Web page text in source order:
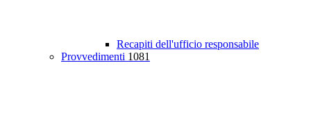
Recapiti dell'ufficio responsabile
Provvedimenti 1081